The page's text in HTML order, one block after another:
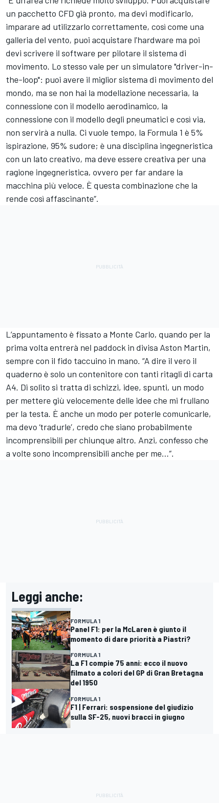
un pacchetto CFD già pronto, ma devi modificarlo,
imparare ad utilizzarlo correttamente, così come una
galleria del vento, puoi acquistare l'hardware ma poi
devi scrivere il software per pilotare il sistema di
movimento. Lo stesso vale per un simulatore "driver-in-
the-loop": puoi avere il miglior sistema di movimento del
mondo, ma se non hai la modellazione necessaria, la
connessione con il modello aerodinamico, la
connessione con il modello degli pneumatici e così via,
non servirà a nulla. Ci vuole tempo, la Formula 1 è 5%
ispirazione, 95% sudore; è una disciplina ingegneristica
con un lato creativo, ma deve essere creativa per una
ragione ingegneristica, ovvero per far andare la
macchina più veloce. È questa combinazione che la
rende così affascinante”.
L’appuntamento è fissato a Monte Carlo, quando per la
prima volta entrerà nel paddock in divisa Aston Martin,
sempre con il fido taccuino in mano. “A dire il vero il
quaderno è solo un contenitore con tanti ritagli di carta
A4. Di solito si tratta di schizzi, idee, spunti, un modo
per mettere giù velocemente delle idee che mi frullano
per la testa. È anche un modo per poterle comunicarle,
ma devo ‘tradurle’, credo che siano probabilmente
incomprensibili per chiunque altro. Anzi, confesso che
a volte sono incomprensibili anche per me…”.
Leggi anche:
FORMULA 1
Panel F1: per la McLaren è giunto il
momento di dare priorità a Piastri?
FORMULA 1
La F1 compie 75 anni: ecco il nuovo
filmato a colori del GP di Gran Bretagna
del 1950
FORMULA 1
F1 | Ferrari: sospensione del giudizio
sulla SF-25, nuovi bracci in giugno